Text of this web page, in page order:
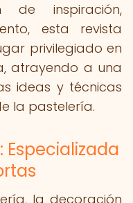
de inspiración,
esta revista
privilegiado en
atrayendo a una
ideas y técnicas
la pastelería.
Especializada
la decoración